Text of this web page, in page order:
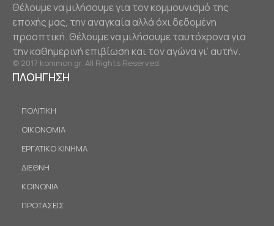
Θέλουμε να μιλήσουμε για τον κομμουνισμό της
εποχής μας, την αναγκαία αλλά όχι δεδομένη
προοπτική. Θέλουμε να μιλήσουμε ταυτόχρονα για
την καθημερινή επιβίωση και τον αγώνα γι’ αυτήν.
© 2017 kommon.gr. All Rights Reserved.
ΠΛΟΗΓΗΣΗ
ΠΟΛΙΤΙΚΗ
ΟΙΚΟΝΟΜΙΑ
ΕΡΓΑΤΙΚΟ ΚΙΝΗΜΑ
ΔΙΕΘΝΗ
ΚΟΙΝΩΝΙΑ
ΠΡΟΤΑΣΕΙΣ